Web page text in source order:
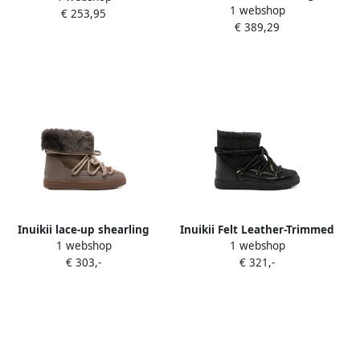
beige
€ 253,95
Laarzen Beige Dames
1 webshop
€ 389,29
Inuikii lace-up shearling
boots Bruin
1 webshop
€ 303,-
Inuikii Felt Leather-Trimmed
snow boots Zwart
1 webshop
€ 321,-